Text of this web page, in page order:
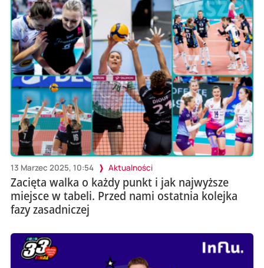
13 Marzec 2025, 10:54 Aktualności
Zacięta walka o każdy punkt i jak najwyższe
miejsce w tabeli. Przed nami ostatnia kolejka
fazy zasadniczej